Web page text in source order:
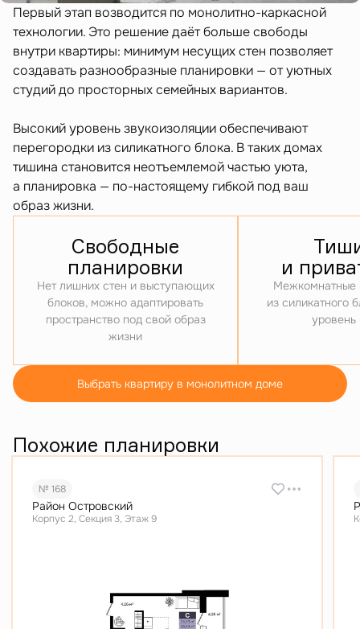
Первый этап возводится по монолитно-каркасной
технологии. Это решение даёт больше свободы
внутри квартиры: минимум несущих стен позволяет
создавать разнообразные планировки — от уютных
студий до просторных семейных вариантов.
Высокий уровень звукоизоляции обеспечивают
перегородки из силикатного блока. В таких домах
тишина становится неотъемлемой частью уюта,
а планировка — по-настоящему гибкой под ваш
образ жизни.
Свободные
планировки
Нет лишних стен и выступающих
блоков, можно адаптировать
пространство под свой образ
жизни
и
Межкомнатные
из силикатного
Выбрать квартиру в монолитном доме
Похожие планировки
№ 168
Район Островский
Корпус 2, Секция 3, Этаж 9